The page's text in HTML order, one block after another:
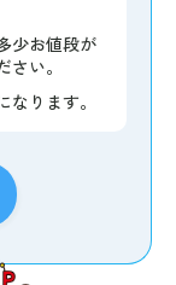
少お値段が
い。
ります。